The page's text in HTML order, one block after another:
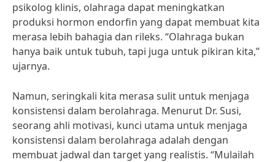
psikolog klinis, olahraga dapat meningkatkan
produksi hormon endorfin yang dapat membuat kita
merasa lebih bahagia dan rileks. “Olahraga bukan
hanya baik untuk tubuh, tapi juga untuk pikiran kita,”
ujarnya.
Namun, seringkali kita merasa sulit untuk menjaga
konsistensi dalam berolahraga. Menurut Dr. Susi,
seorang ahli motivasi, kunci utama untuk menjaga
konsistensi dalam berolahraga adalah dengan
membuat jadwal dan target yang realistis. “Mulailah